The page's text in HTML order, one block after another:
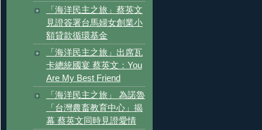
「海洋民主之旅」蔡英文
見證簽署台馬婦女創業小
額貸款循環基金
「海洋民主之旅」出席瓦
卡總統國宴 蔡英文：You
Are My Best Friend
「海洋民主之旅」 為諾魯
「台灣農畜教育中心」揭
幕 蔡英文同時見證愛情